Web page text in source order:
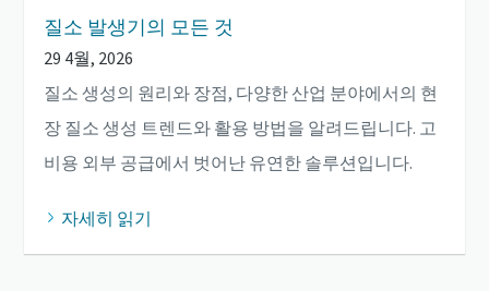
질소 발생기의 모든 것
29 4월, 2026
질소 생성의 원리와 장점, 다양한 산업 분야에서의 현
장 질소 생성 트렌드와 활용 방법을 알려드립니다. 고
비용 외부 공급에서 벗어난 유연한 솔루션입니다.
자세히 읽기